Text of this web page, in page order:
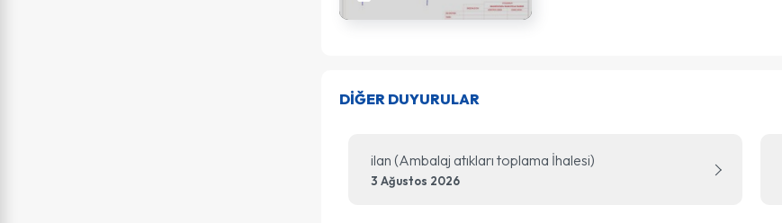
DİĞER DUYURULAR
ilan (Ambalaj atıkları toplama İhalesi)
3 Ağustos 2026